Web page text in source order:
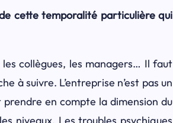
cette temporalité particulière qui
collègues, les managers… Il faut
à suivre. L’entreprise n’est pas un
en compte la dimension du